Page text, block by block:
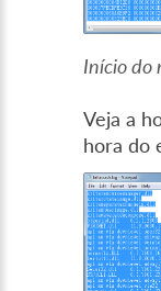
Início do
Veja a
hora do